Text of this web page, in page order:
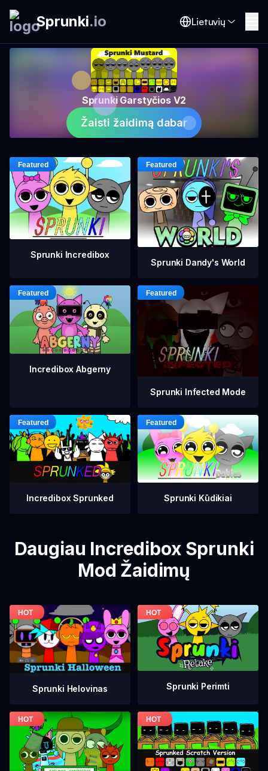
Sprunki.io Lietuvių
Sprunki Garstyčios V2
Žaisti žaidimą dabar
Sprunki Incredibox
Sprunki Dandy's World
Incredibox Abgerny
Sprunki Infected Mode
Incredibox Sprunked Sprunki Kūdikiai
Daugiau Incredibox Sprunki
Mod Žaidimų
Sprunki Helovinas Sprunki Perimti